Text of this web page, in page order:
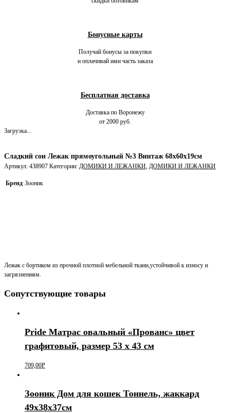
Бонусные карты
Получай бонусы за покупки
и оплачивай ими часть заказа
Бесплатная доставка
Доставка по Воронежу
от 2000 руб.
Загрузка...
Сладкий сон Лежак прямоугольный №3 Винтаж 68х60х19см
Артикул: 438907 Категории: ДОМИКИ И ЛЕЖАНКИ, ДОМИКИ И ЛЕЖАНКИ
Бренд Зооник
Лежак с бортиком из прочной плотной мебельной ткани,устойчивой к износу и
загрязнениям.
Сопутствующие товары
Pride Матрас овальный «Прованс» цвет
графитовый, размер 53 х 43 см
709,00Р
Зооник Дом для кошек Тоннель, жаккард
49х38х37см